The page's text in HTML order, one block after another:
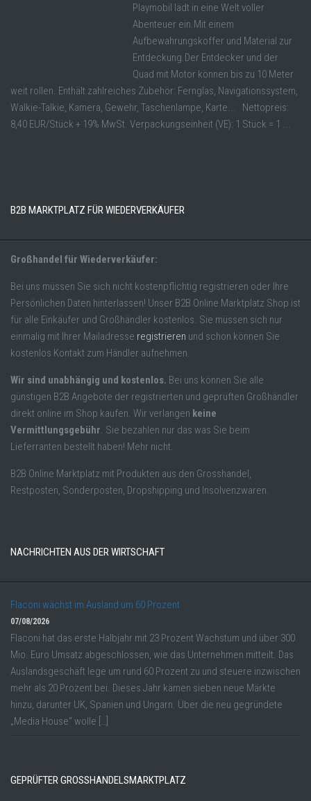
Playmobil lädt in eine Welt voller
Abenteuer ein.Mit einem
Aufbewahrungskoffer und Material zur
Entdeckung.Der Entdecker und der
Quad mit Motor können bis zu 10 Meter
weit rollen. Enthält zahlreiches Zubehör: Fernglas, Navigationssystem,
Walkie-Talkie, Kamera, Gewehr, Taschenlampe, Karte... Nettopreis:
8,40 EUR/Stück + 19% MwSt. Verpackungseinheit (VE): 1 Stück = 1 ...
B2B MARKTPLATZ FÜR WIEDERVERKÄUFER
Großhandel für Wiederverkäufer:
Bei uns müssen Sie sich nicht kostenpflichtig registrieren oder Ihre
Persönlichen Daten hinterlassen! Unser B2B Online Marktplatz Shop ist
für alle Einkäufer und Großhändler kostenlos. Sie müssen sich nur
einmalig mit Ihrer Mailadresse registrieren und schon können Sie
kostenlos Kontakt zum Händler aufnehmen.
Wir sind unabhängig und kostenlos. Bei uns können Sie alle
günstigen B2B Angebote der registrierten und geprüften Großhändler
direkt online im Shop kaufen. Wir verlangen keine
Vermittlungsgebühr. Sie bezahlen nur das was Sie beim
Lieferranten bestellt haben! Mehr nicht.
B2B Online Marktplatz mit Produkten aus den Grosshandel,
Restposten, Sonderposten, Dropshipping und Insolvenzwaren.
NACHRICHTEN AUS DER WIRTSCHAFT
Flaconi wächst im Ausland um 60 Prozent
07/08/2026
Flaconi hat das erste Halbjahr mit 23 Prozent Wachstum und über 300
Mio. Euro Umsatz abgeschlossen, wie das Unternehmen mitteilt. Das
Auslandsgeschäft lege um rund 60 Prozent zu und steuere inzwischen
mehr als 20 Prozent bei. Dieses Jahr kämen sieben neue Märkte
hinzu, darunter UK, Spanien und Ungarn. Über die neu gegründete
„Media House“ wolle […]
GEPRÜFTER GROSSHANDELSMARKTPLATZ